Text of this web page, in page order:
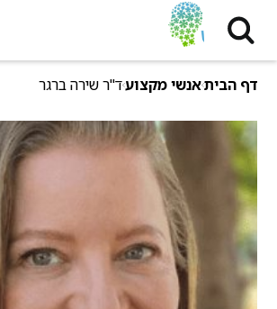
דף הביתאנשי מקצועד"ר שירה ברגר